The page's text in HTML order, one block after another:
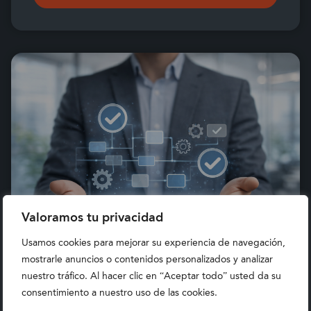
Valoramos tu privacidad
Usamos cookies para mejorar su experiencia de navegación,
mostrarle anuncios o contenidos personalizados y analizar
nuestro tráfico. Al hacer clic en “Aceptar todo” usted da su
consentimiento a nuestro uso de las cookies.
DESCUBRE QUÉ NUEVAS